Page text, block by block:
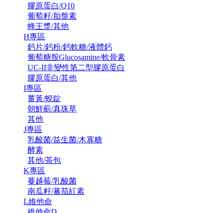
膠原蛋白/Q10
葡萄籽/胎盤素
蜂王漿/其他
H專區
鈣片/鈣粉/鈣軟糖/液體鈣
葡萄糖胺Glucosamine/軟骨素
UC-II非變性第二型膠原蛋白
膠原蛋白/其他
I專區
薑黃/蜆錠
朝鮮薊/真珠草
其他
J專區
乳酸菌/益生菌/木寡糖
酵素
其他/茶包
K專區
蔓越莓/乳酸菌
南瓜籽/蕃茄紅素
L維他命